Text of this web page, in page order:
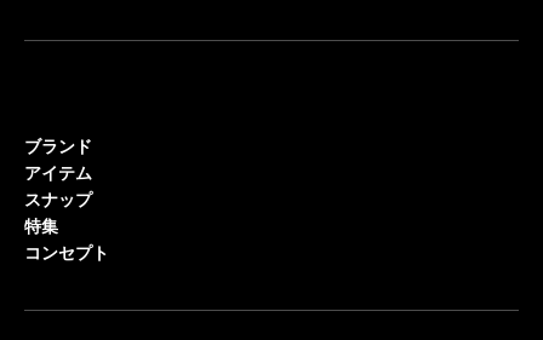
ブランド
アイテム
スナップ
特集
コンセプト